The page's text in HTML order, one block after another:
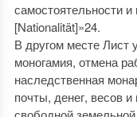
самостоятельности
[Nationalität]»24.
В другом месте Лист
моногамия, отмена
наследственная
почты, денег, весов